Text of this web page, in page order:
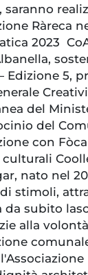
Ràreca
2023
Edizione 5,
del
del
con
nato nel
stimoli,
da subito
alla